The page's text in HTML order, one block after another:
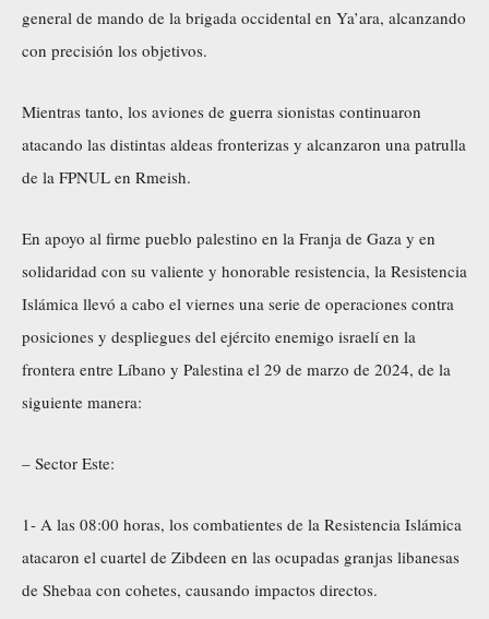
general de mando de la brigada occidental en Ya’ara, alcanzando
con precisión los objetivos.
Mientras tanto, los aviones de guerra sionistas continuaron
atacando las distintas aldeas fronterizas y alcanzaron una patrulla
de la FPNUL en Rmeish.
En apoyo al firme pueblo palestino en la Franja de Gaza y en
solidaridad con su valiente y honorable resistencia, la Resistencia
Islámica llevó a cabo el viernes una serie de operaciones contra
posiciones y despliegues del ejército enemigo israelí en la
frontera entre Líbano y Palestina el 29 de marzo de 2024, de la
siguiente manera:
– Sector Este:
1- A las 08:00 horas, los combatientes de la Resistencia Islámica
atacaron el cuartel de Zibdeen en las ocupadas granjas libanesas
de Shebaa con cohetes, causando impactos directos.